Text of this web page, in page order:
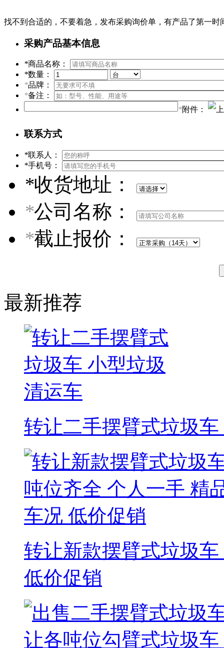
找不到合适的，不要着急，发布采购询价单，有产品了第一时
采购产品基本信息
*商品名称：
*数量：
*品牌：
*备注：
*附件：
联系方式
*联系人：
*手机号：
*收货地址：
*公司名称：
*截止报价：
最新推荐
转让二手摆臂式垃圾
转让新款摆臂式垃圾
低价促销